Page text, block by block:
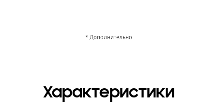
* Дополнительно
Характеристики